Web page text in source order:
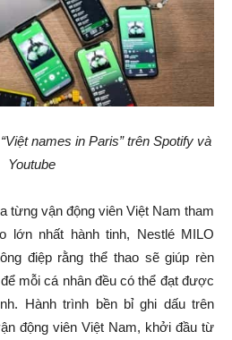
names in Paris” trên Spotify và
Youtube
từng vận động viên Việt Nam tham
lớn nhất hành tinh, Nestlé MILO
điệp rằng thể thao sẽ giúp rèn
mỗi cá nhân đều có thể đạt được
Hành trình bền bỉ ghi dấu trên
động viên Việt Nam, khởi đầu từ